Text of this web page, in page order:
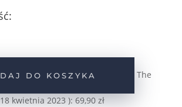
DO KOSZYKA The
kwietnia 2023 ): 69,90 zł